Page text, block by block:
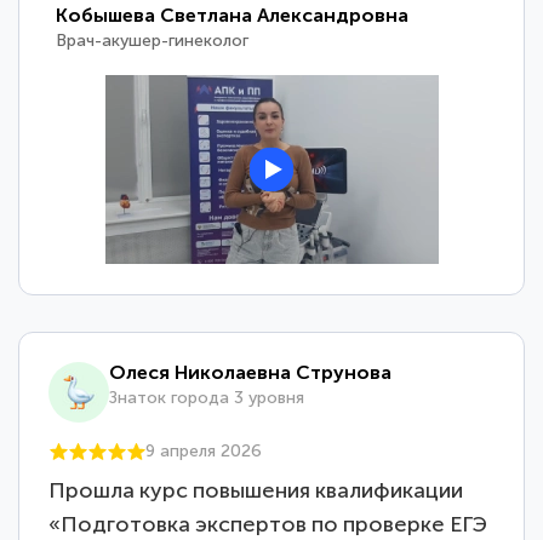
Кобышева Светлана Александровна
Врач-акушер-гинеколог
Олеся Николаевна Струнова
Знаток города 3 уровня
9 апреля 2026
Прошла курс повышения квалификации
«Подготовка экспертов по проверке ЕГЭ